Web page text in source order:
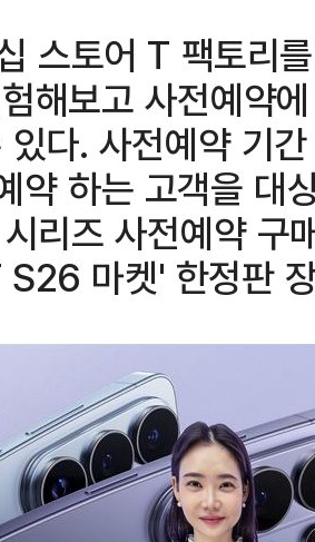
스토어 T 팩토리
해보고 사전예약
다. 사전예약 기
약 하는 고객을 대
리즈 사전예약 구
마켓' 한정판